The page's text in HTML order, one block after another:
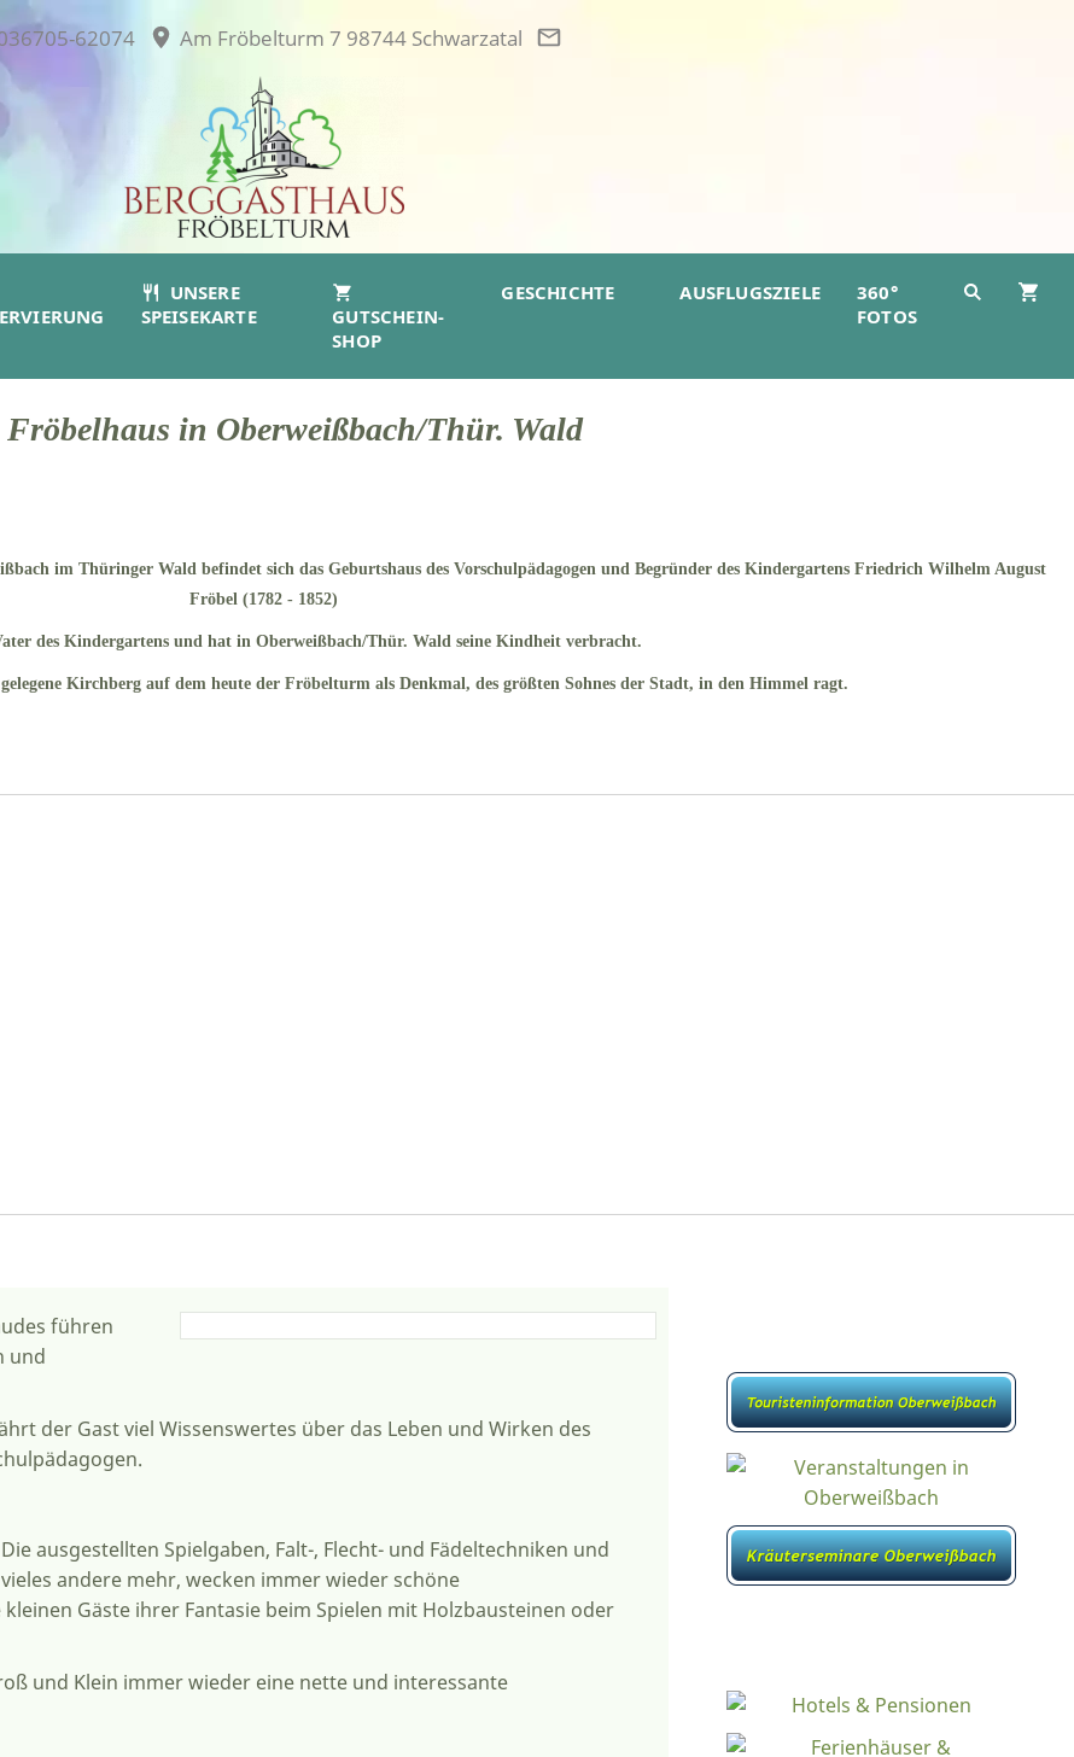
62074 Am Fröbelturm 7 98744 Schwarzatal
UNSERE
SPEISEKARTE
GUTSCHEIN-
SHOP
GESCHICHTE AUSFLUGSZIELE
360°
FOTOS
Fröbelhaus in Oberweißbach/Thür. Wald
im Thüringer Wald befindet sich das Geburtshaus des Vorschulpädagogen und Begründer des Kindergartens Friedrich Wilhelm August
Fröbel (1782 - 1852)
des Kindergartens und hat in Oberweißbach/Thür. Wald seine Kindheit verbracht.
Kirchberg auf dem heute der Fröbelturm als Denkmal, des größten Sohnes der Stadt, in den Himmel ragt.
führen
und
der Gast viel Wissenswertes über das Le­ben und Wirken des
Die ausgestellten Spielgaben, Falt-, Flecht- und Fädeltechniken und
vieles andere mehr, wecken immer wieder schöne
Gäste ihrer Fantasie beim Spielen mit Holzbausteinen oder
und Klein immer wieder eine nette und interessante